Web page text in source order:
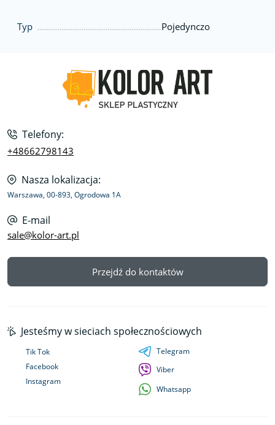
Typ Pojedynczo
Telefony:
+48662798143
Nasza lokalizacja:
Warszawa, 00-893, Ogrodowa 1A
E-mail
sale@kolor-art.pl
Przejdź do kontaktów
Jesteśmy w sieciach społecznościowych
Tik Tok
Facebook
Instagram
Telegram
Viber
Whatsapp